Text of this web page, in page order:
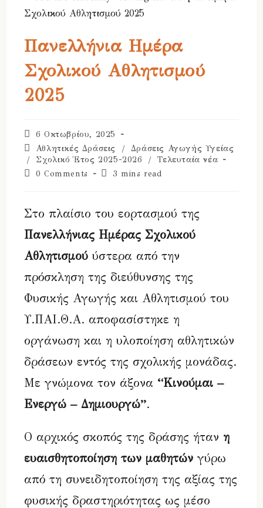
Πανελλήνια Ημέρα
Σχολικού Αθλητισμού
2025
Post
published:
6 Οκτωβρίου, 2025
Post
category:
Αθλητικές Δράσεις /
Δράσεις Αγωγής Υγείας
/
Σχολικό Έτος 2025-2026 /
Τελευταία νέα
Post0 Comments
Reading
3 mins read
Στο πλαίσιο του εορτασμού της
Πανελλήνιας Ημέρας Σχολικού
Αθλητισμού ύστερα από την
πρόσκληση της διεύθυνσης της
Φυσικής Αγωγής και Αθλητισμού του
Υ.ΠΑΙ.Θ.Α. αποφασίστηκε η
οργάνωση και η υλοποίηση αθλητικών
δράσεων εντός της σχολικής μονάδας.
Με γνώμονα τον άξονα “Κινούμαι –
Ενεργώ – Δημιουργώ”.
Ο αρχικός σκοπός της δράσης ήταν η
ευαισθητοποίηση των μαθητών γύρω
από τη συνειδητοποίηση της αξίας της
φυσικής δραστηριότητας ως μέσο